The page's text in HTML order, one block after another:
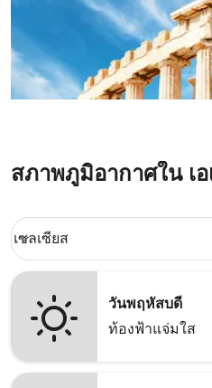
สภาพภูมิอากาศใน เ
Weather unit option เซลเซียส
เซลเซียส
keyboard_arrow_down
วันพฤหัสบดี
ท้องฟ้าแจ่มใส